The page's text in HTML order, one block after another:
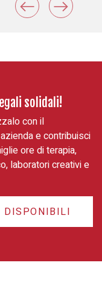
solidali!
con il
e contribuisci
ore di terapia,
laboratori creativi e
DISPONIBILI